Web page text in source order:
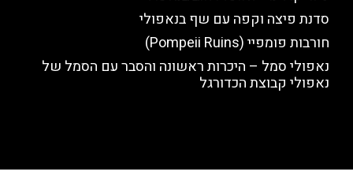
סדנת פיצה וקפה עם שף בנאפולי
חורבות פומפיי (Pompeii Ruins)
נאפולי סמל – היכרות ראשונה והסבר עם הסמל של
נאפולי קבוצת הכדורגל